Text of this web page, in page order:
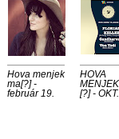
Hova menjek
ma[?] -
február 19.
HOVA
[?] -